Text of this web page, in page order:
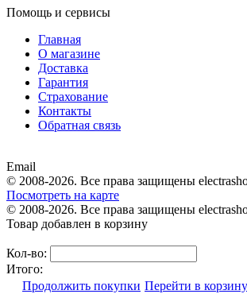
Помощь и сервисы
Главная
О магазине
Доставка
Гарантия
Страхование
Контакты
Обратная связь
Email
© 2008-2026. Все права защищены
Посмотреть на карте
© 2008-2026. Все права защищены
Товар добавлен в корзину
Кол-во:
Итого:
Продолжить покупки Перейти в корзину